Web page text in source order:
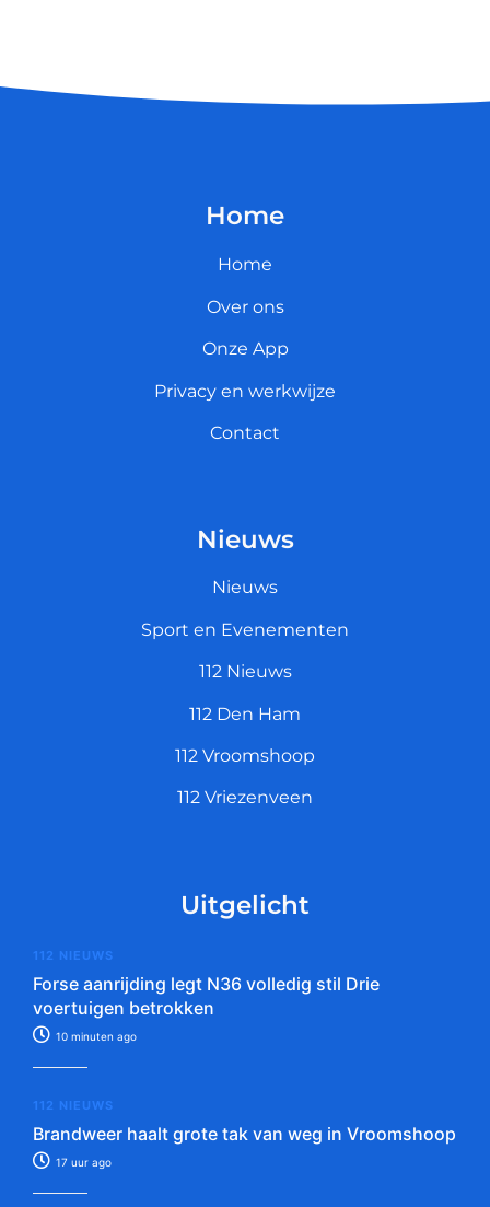
Home
Home
Over ons
Onze App
Privacy en werkwijze
Contact
Nieuws
Nieuws
Sport en Evenementen
112 Nieuws
112 Den Ham
112 Vroomshoop
112 Vriezenveen
Uitgelicht
112 NIEUWS
Forse aanrijding legt N36 volledig stil Drie
voertuigen betrokken
10 minuten ago
112 NIEUWS
Brandweer haalt grote tak van weg in Vroomshoop
17 uur ago